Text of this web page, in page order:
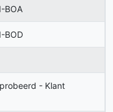
BOA
BOD
- Klant